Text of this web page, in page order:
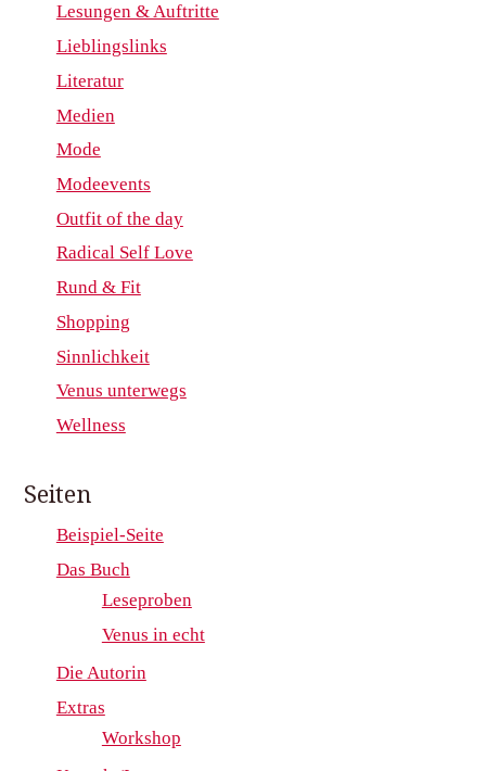
Lesungen & Auftritte
Lieblingslinks
Literatur
Medien
Mode
Modeevents
Outfit of the day
Radical Self Love
Rund & Fit
Shopping
Sinnlichkeit
Venus unterwegs
Wellness
Seiten
Beispiel-Seite
Das Buch
Leseproben
Venus in echt
Die Autorin
Extras
Workshop